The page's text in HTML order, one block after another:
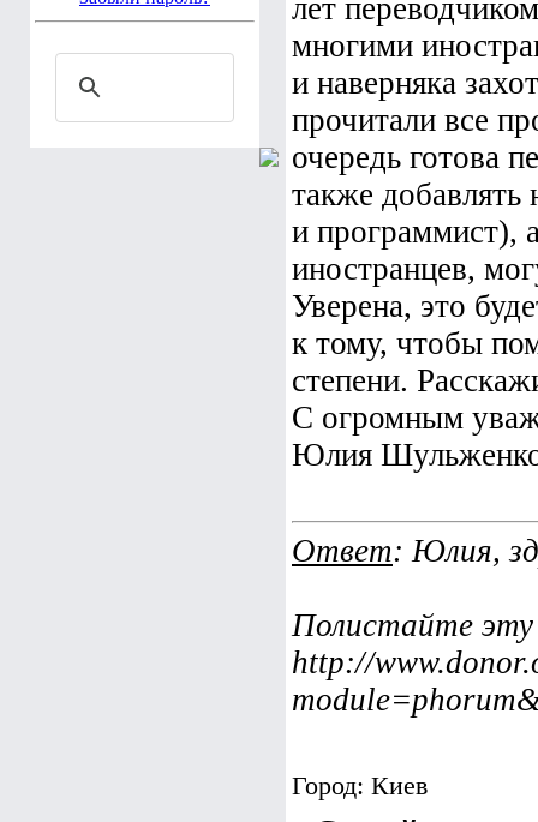
лет
многими
и наверняка
прочитали все
очередь готова
также
и программист),
иностранцев,
Уверена, это
к тому, чтобы
степени.
С огромным
Юлия
Ответ: Юлия,
Полистайте эту
http://
Город: Киев